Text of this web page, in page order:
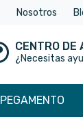
Nosotros
CENTRO DE
¿Necesitas
PEGAMENTO